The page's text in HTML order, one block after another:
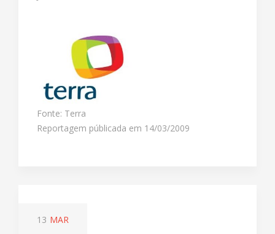
Fonte: Terra
Reportagem públicada em 14/03/2009
13 MAR